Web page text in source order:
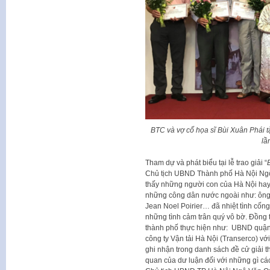
BTC và vợ cố họa sĩ Bùi Xuân Phái
Tham dự và phát biểu tại lễ trao giải “
Chủ tịch UBND Thành phố Hà Nội
thấy những người con của Hà Nội
những công dân nước ngoài như:
Jean Noel Poirier… đã nhiệt tình
những tình cảm trân quý vô bờ. Đồng
thành phố thực hiện như: UBND
công ty Vận tải Hà Nội (Transerco)
ghi nhận trong danh sách đề cử giải
quan của dư luận đối với những gì